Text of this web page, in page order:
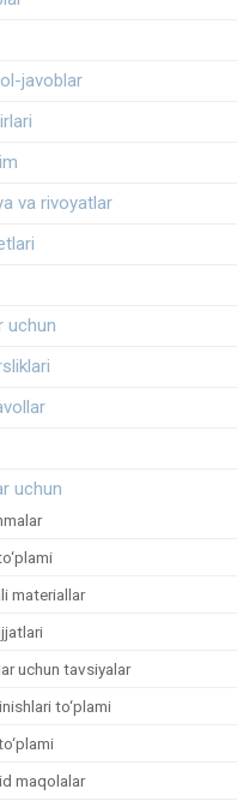
javoblar
va rivoyatlar
uchun
uchun
materiallar
uchun tavsiyalar
to‘plami
maqolalar